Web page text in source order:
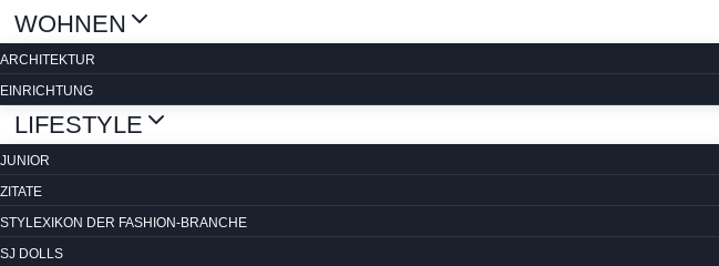
WOHNEN
ARCHITEKTUR
EINRICHTUNG
LIFESTYLE
JUNIOR
ZITATE
STYLEXIKON DER FASHION-BRANCHE
SJ DOLLS